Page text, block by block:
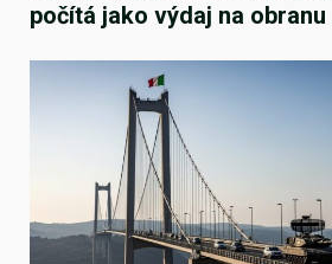
počítá jako výdaj na obranu